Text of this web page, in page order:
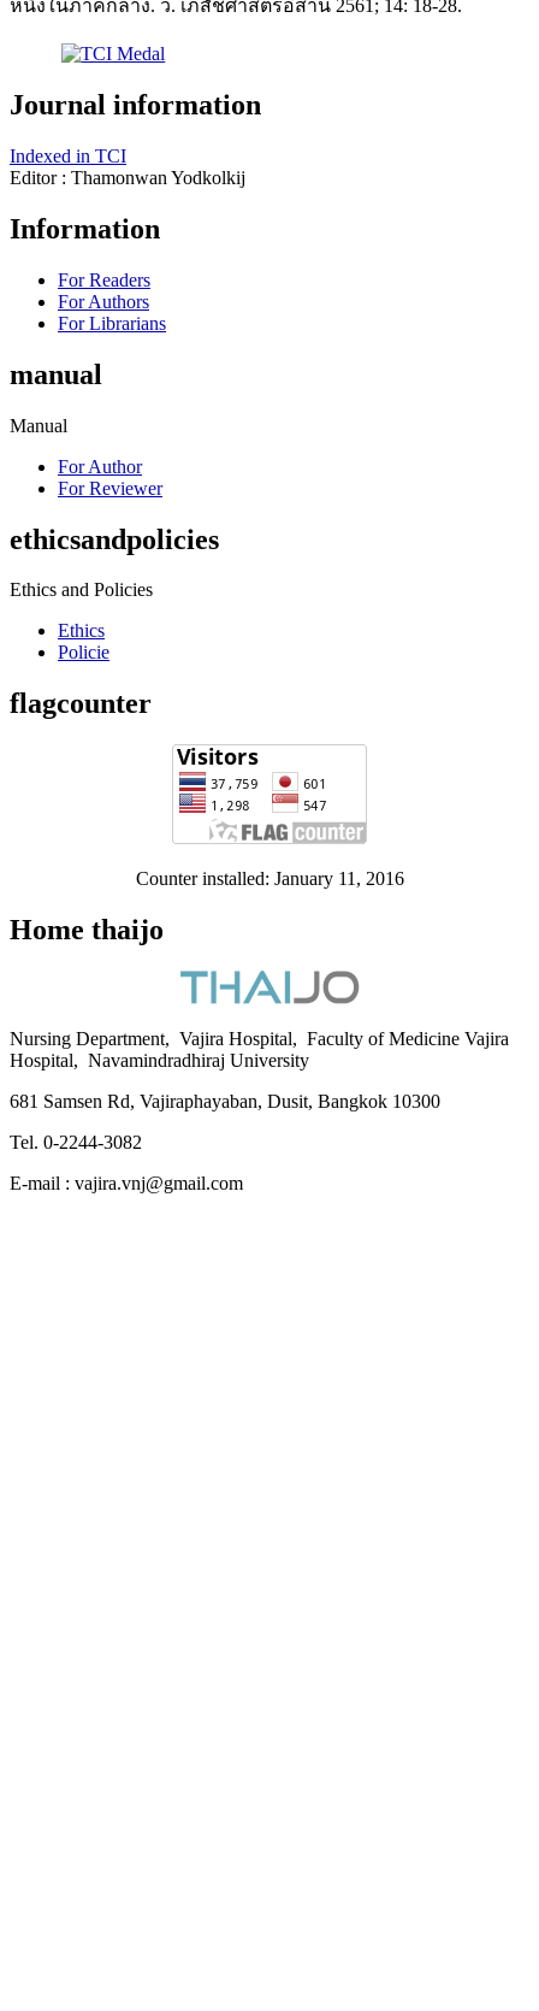
หนึ่งในภาคกลาง. ว. เภสัชศาสตร์อีสาน 2561; 14: 18-28.
Journal information
Indexed in TCI
Editor : Thamonwan Yodkolkij
Information
For Readers
For Authors
For Librarians
manual
Manual
For Author
For Reviewer
ethicsandpolicies
Ethics and Policies
Ethics
Policie
flagcounter
Counter installed: January 11, 2016
Home thaijo
Nursing Department, Vajira Hospital, Faculty of Medicine Vajira
Hospital, Navamindradhiraj University
681 Samsen Rd, Vajiraphayaban, Dusit, Bangkok 10300
Tel. 0-2244-3082
E-mail : vajira.vnj@gmail.com